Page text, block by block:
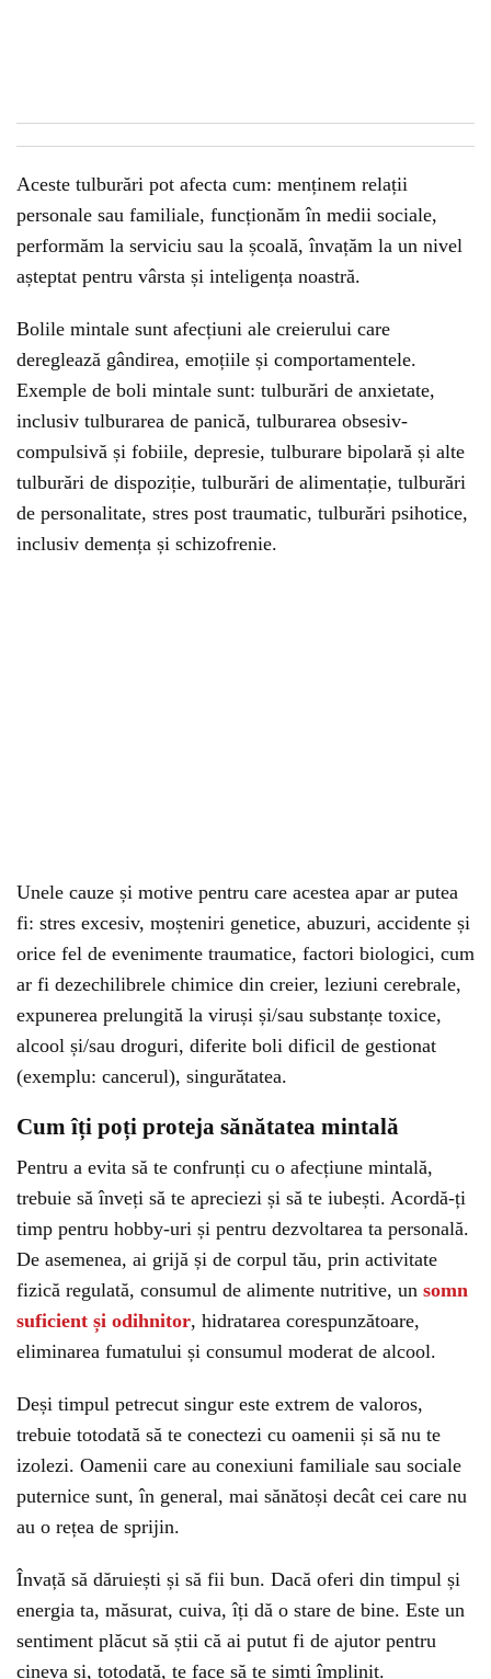
Aceste tulburări pot afecta cum: menținem relații
personale sau familiale, funcționăm în medii sociale,
performăm la serviciu sau la școală, învațăm la un nivel
așteptat pentru vârsta și inteligența noastră.
Bolile mintale sunt afecțiuni ale creierului care
dereglează gândirea, emoțiile și comportamentele.
Exemple de boli mintale sunt: tulburări de anxietate,
inclusiv tulburarea de panică, tulburarea obsesiv-
compulsivă și fobiile, depresie, tulburare bipolară și alte
tulburări de dispoziție, tulburări de alimentație, tulburări
de personalitate, stres post traumatic, tulburări psihotice,
inclusiv demența și schizofrenie.
Unele cauze și motive pentru care acestea apar ar putea
fi: stres excesiv, moșteniri genetice, abuzuri, accidente și
orice fel de evenimente traumatice, factori biologici, cum
ar fi dezechilibrele chimice din creier, leziuni cerebrale,
expunerea prelungită la viruși și/sau substanțe toxice,
alcool și/sau droguri, diferite boli dificil de gestionat
(exemplu: cancerul), singurătatea.
Cum îți poți proteja sănătatea mintală
Pentru a evita să te confrunți cu o afecțiune mintală,
trebuie să înveți să te apreciezi și să te iubești. Acordă-ți
timp pentru hobby-uri și pentru dezvoltarea ta personală.
De asemenea, ai grijă și de corpul tău, prin activitate
fizică regulată, consumul de alimente nutritive, un somn
suficient și odihnitor, hidratarea corespunzătoare,
eliminarea fumatului și consumul moderat de alcool.
Deși timpul petrecut singur este extrem de valoros,
trebuie totodată să te conectezi cu oamenii și să nu te
izolezi. Oamenii care au conexiuni familiale sau sociale
puternice sunt, în general, mai sănătoși decât cei care nu
au o rețea de sprijin.
Învață să dăruiești și să fii bun. Dacă oferi din timpul și
energia ta, măsurat, cuiva, îți dă o stare de bine. Este un
sentiment plăcut să știi că ai putut fi de ajutor pentru
cineva și, totodată, te face să te simți împlinit.